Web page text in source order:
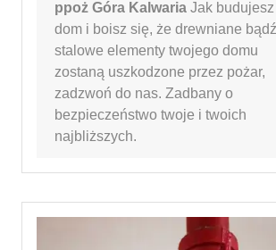
ppoż Góra Kalwaria Jak budujesz
dom i boisz się, że drewniane bądź
stalowe elementy twojego domu
zostaną uszkodzone przez pożar,
zadzwoń do nas. Zadbany o
bezpieczeństwo twoje i twoich
najbliższych.